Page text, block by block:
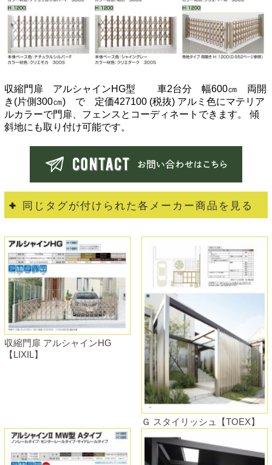
収縮門扉 アルシャインHG型 車2台分 幅600㎝ 両開
き(片側300㎝) で 定価427100 (税抜) アルミ色にマテリア
ルカラーで門扉、フェンスとコーディネートできます。 傾
斜地にも取り付け可能です。
同じタグが付けられた各メーカー商品を見る
収縮門扉 アルシャインHG
【LIXIL】
Ｇ スタイリッシュ【TOEX】